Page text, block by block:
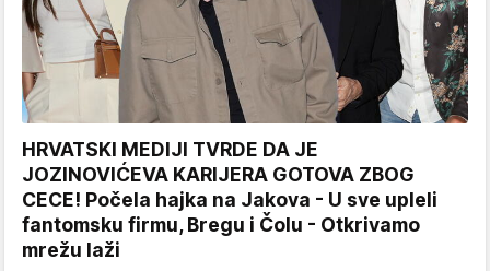
HRVATSKI MEDIJI TVRDE DA JE
JOZINOVIĆEVA KARIJERA GOTOVA ZBOG
CECE! Počela hajka na Jakova - U sve upleli
fantomsku firmu, Bregu i Čolu - Otkrivamo
mrežu laži